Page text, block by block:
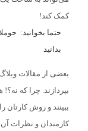
کمک کند!
حتما بخوانید:
بدانید
بعضی از مقالات
بپردازند. چرا که
ببینند و روش کارتان
کارمندان و نظرات